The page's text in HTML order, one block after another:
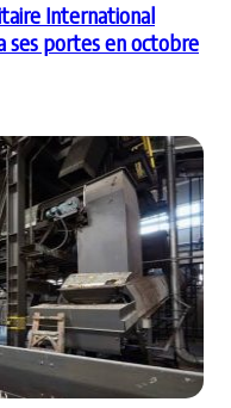
International
ses portes en octobre